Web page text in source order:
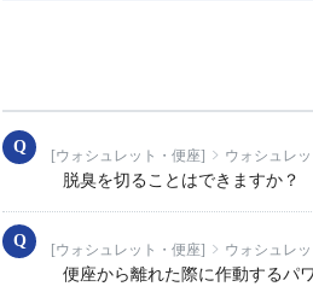
[ウォシュレット・便座] ウォシュレ
脱臭を切ることはできますか？
[ウォシュレット・便座] ウォシュレ
便座から離れた際に作動するパ